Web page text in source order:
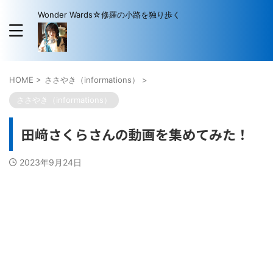
Wonder Wards☆修羅の小路を独り歩く
HOME > ささやき（informations） >
ささやき（informations）
田﨑さくらさんの動画を集めてみた！
2023年9月24日